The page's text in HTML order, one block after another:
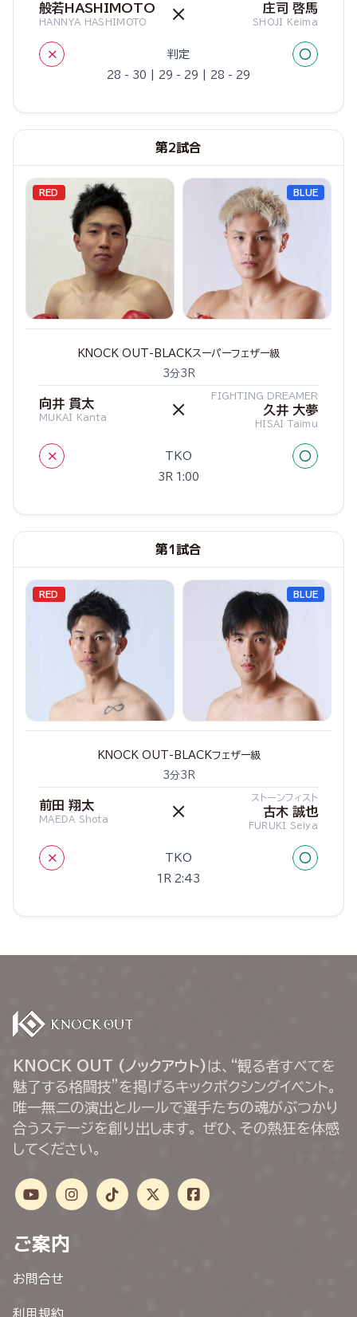
般若HASHIMOTO
HANNYA HASHIMOTO × 庄司 啓馬
SHOJI Keima
× 判定 ○
28 - 30 | 29 - 29 | 28 - 29
第2試合
RED
KNOCK OUT-BLACKスーパーフェザー級
3分3R
向井 貫太
MUKAI Kanta ×
FIGHTING DREAMER
久井 大夢
HISAI Taimu
× TKO ○
3R 1:00
BLUE
第1試合
RED
KNOCK OUT-BLACKフェザー級
3分3R
前田 翔太
MAEDA Shota ×
ストーンフィスト
古木 誠也
FURUKI Seiya
× TKO ○
1R 2:43
BLUE
KNOCK OUT (ノックアウト) は、“観る者すべてを
魅了する格闘技”を掲げるキックボクシングイベント。
唯一無二の演出とルールで選手たちの魂がぶつかり
合うステージを創り出します。 ぜひ、その熱狂を体感
してください。
ご案内
お問合せ
利用規約